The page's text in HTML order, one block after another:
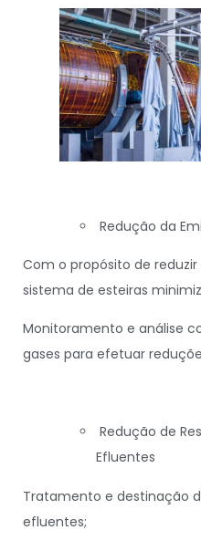
Redução da
Com o propósito de
sistema de esteiras
Monitoramento e análise
gases para efetuar
Redução de
Efluentes
Tratamento e destinação
efluentes;